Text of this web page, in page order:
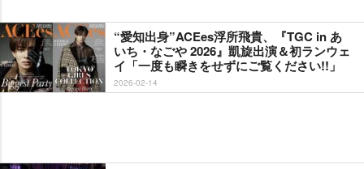
“愛知出身”ACEes浮所飛貴、『TGC in あ
いち・なごや 2026』凱旋出演＆初ランウェ
イ「一度も瞬きをせずにご覧ください!!」
2026-02-14